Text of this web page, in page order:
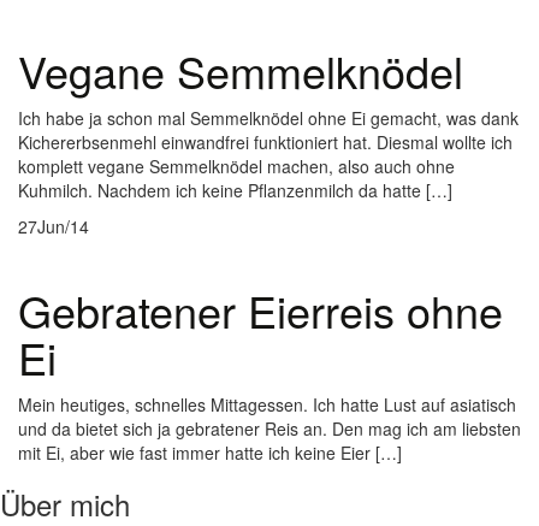
Vegane Semmelknödel
Ich habe ja schon mal Semmelknödel ohne Ei gemacht, was dank
Kichererbsenmehl einwandfrei funktioniert hat. Diesmal wollte ich
komplett vegane Semmelknödel machen, also auch ohne
Kuhmilch. Nachdem ich keine Pflanzenmilch da hatte […]
27Jun/14
Gebratener Eierreis ohne
Ei
Mein heutiges, schnelles Mittagessen. Ich hatte Lust auf asiatisch
und da bietet sich ja gebratener Reis an. Den mag ich am liebsten
mit Ei, aber wie fast immer hatte ich keine Eier […]
Über mich